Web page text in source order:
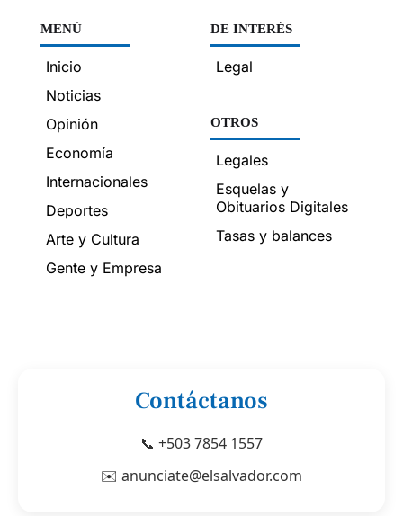
MENÚ
Inicio
Noticias
Opinión
Economía
Internacionales
Deportes
Arte y Cultura
Gente y Empresa
DE INTERÉS
Legal
OTROS
Legales
Esquelas y
Obituarios Digitales
Tasas y balances
Contáctanos
📞 +503 7854 1557
✉️ anunciate@elsalvador.com